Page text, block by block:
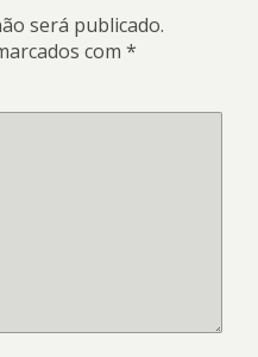
será publicado.
com *